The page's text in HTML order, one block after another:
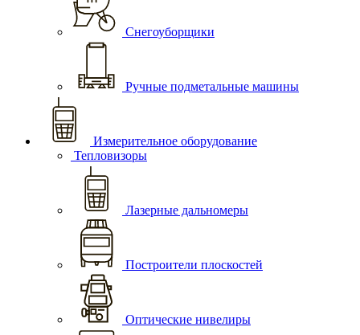
Снегоуборщики
Ручные подметальные машины
Измерительное оборудование
Тепловизоры
Лазерные дальномеры
Построители плоскостей
Оптические нивелиры